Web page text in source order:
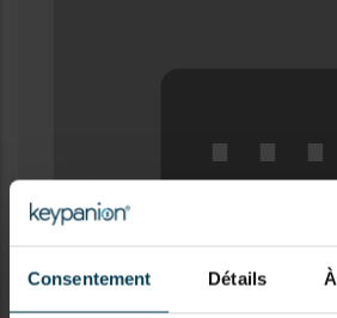
Consentement Détails